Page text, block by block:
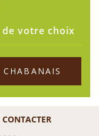
votre choix